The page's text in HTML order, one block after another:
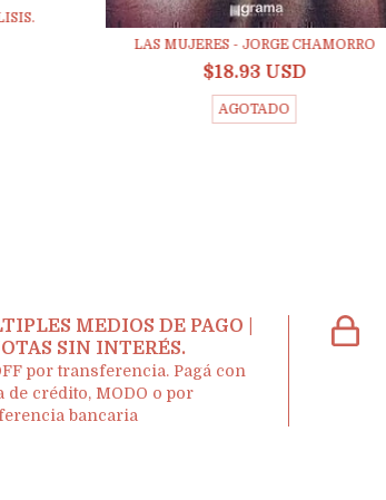
LAS MUJERES - JORGE CHAMORRO
$18.93 USD
AGOTADO
MEDIOS DE PAGO |
SIN INTERÉS.
por transferencia. Pagá con
de crédito, MODO o por
bancaria